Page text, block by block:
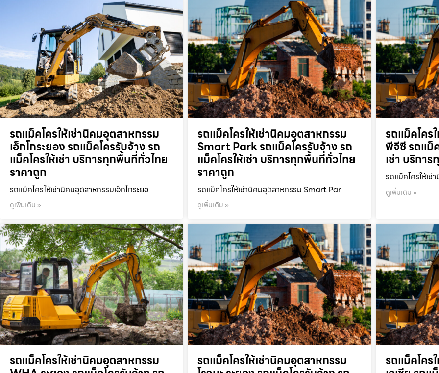
รถแม็คโครให้เช่านิคมอุตสาหกรรม
เอ็กโกระยอง รถแม็คโครรับจ้าง รถ
แม็คโครให้เช่า บริการทุกพื้นที่ทั่วไทย
ราคาถูก
รถแม็คโครให้เช่านิคมอุตสาหกรรมเอ็กโกระยอ
ดูเพิ่มเติม »
รถแม็คโครให้เช่านิคมอุตสาหกรรม
Smart Park รถแม็คโครรับจ้าง รถ
แม็คโครให้เช่า บริการทุกพื้นที่ทั่วไทย
ราคาถูก
รถแม็คโครให้เช่านิคมอุตสาหกรรม Smart Par
ดูเพิ่มเติม »
รถแม็คโคร
พีจีซี รถแม็
เช่า บริกา
รถแม็คโครให้เ
ดูเพิ่มเติม »
รถแม็คโครให้เช่านิคมอุตสาหกรรม รถแม็คโครให้เช่านิคมอุตสาหกรรม รถแม็คโคร